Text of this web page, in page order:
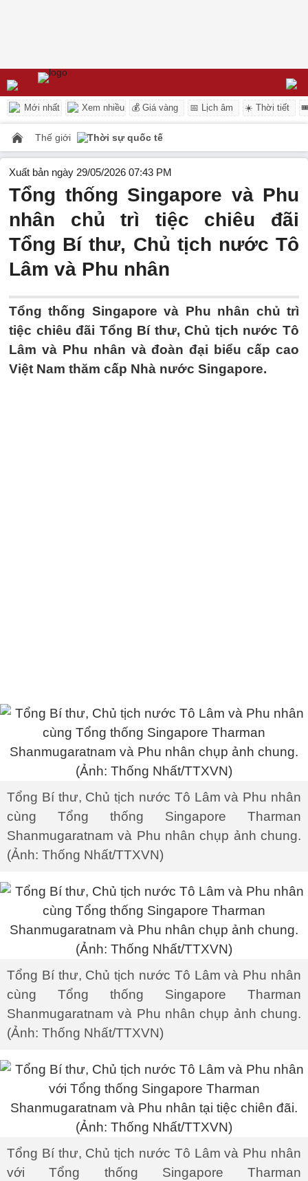
Mới nhất Xem nhiều 💰 Giá vàng 📅 Lịch âm ☀️ Thời tiết
Thế giới Thời sự quốc tế
Xuất bản ngày 29/05/2026 07:43 PM
Tổng thống Singapore và Phu
nhân chủ trì tiệc chiêu đãi
Tổng Bí thư, Chủ tịch nước Tô
Lâm và Phu nhân
Tổng thống Singapore và Phu nhân chủ trì
tiệc chiêu đãi Tổng Bí thư, Chủ tịch nước Tô
Lâm và Phu nhân và đoàn đại biểu cấp cao
Việt Nam thăm cấp Nhà nước Singapore.
Tổng Bí thư, Chủ tịch nước Tô Lâm và Phu nhân
cùng Tổng thống Singapore Tharman
Shanmugaratnam và Phu nhân chụp ảnh chung.
(Ảnh: Thống Nhất/TTXVN)
Tổng Bí thư, Chủ tịch nước Tô Lâm và Phu nhân
cùng Tổng thống Singapore Tharman
Shanmugaratnam và Phu nhân chụp ảnh chung.
(Ảnh: Thống Nhất/TTXVN)
Tổng Bí thư, Chủ tịch nước Tô Lâm và Phu nhân
với Tổng thống Singapore Tharman